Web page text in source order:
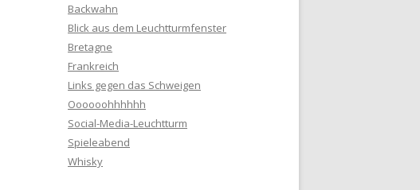
Backwahn
Blick aus dem Leuchtturmfenster
Bretagne
Frankreich
Links gegen das Schweigen
Oooooohhhhhh
Social-Media-Leuchtturm
Spieleabend
Whisky